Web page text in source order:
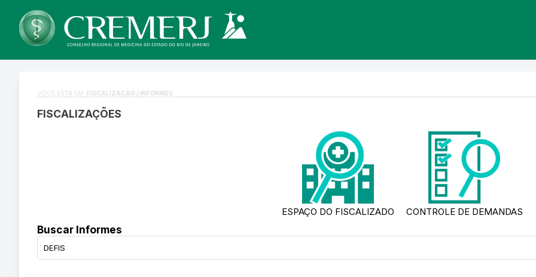
VOCÊ ESTÁ EM: FISCALIZAÇÃO / INFORMES
FISCALIZAÇÕES
ESPAÇO DO FISCALIZADO CONTROLE DE DEMANDAS
Buscar Informes